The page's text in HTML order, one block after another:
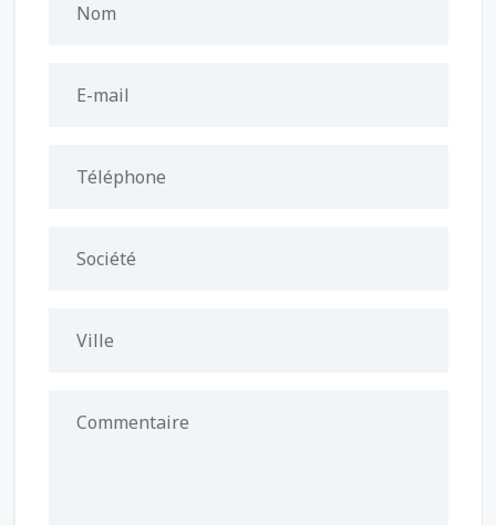
Nom
E-mail
Téléphone
Société
Ville
Commentaire